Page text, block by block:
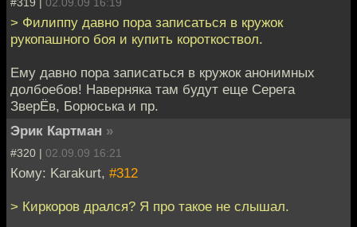
#319 | 02.09.09 16:19
> Филиппу давно пора записаться в кружок
рукопашного боя и купить короткоствол.
Ему давно пора записаться в кружок анонимных
долбоебов! Наверняка там будут еще Серега
ЗверЁв, Борюська и пр.
Эрик Картман »
#320 | 02.09.09 16:21
Кому: Karakurt, #312
> Киркоров дрался? Я про такое не слышал.